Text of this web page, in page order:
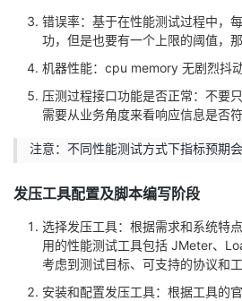
错误率：基于在性能测试过程中，
功，但是也要有一个上限的阈值，
机器性能：cpu memory 无剧烈抖动
压测过程接口功能是否正常：不要
需要从业务角度来看响应信息是否符
注意：不同性能测试方式下指标预期会
发压工具配置及脚本编写阶段
选择发压工具：根据需求和系统特
用的性能测试工具包括 JMeter、
考虑到测试目标、可支持的协议和工
安装和配置发压工具：根据工具的